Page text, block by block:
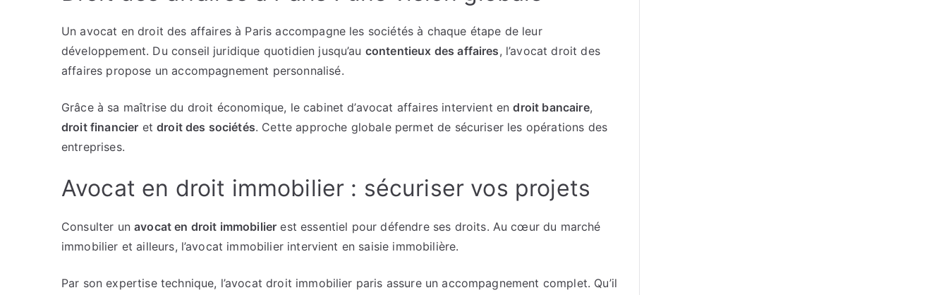
Un avocat en droit des affaires à Paris accompagne les sociétés à chaque étape de leur
développement. Du conseil juridique quotidien jusqu’au contentieux des affaires, l’avocat droit des
affaires propose un accompagnement personnalisé.
Grâce à sa maîtrise du droit économique, le cabinet d’avocat affaires intervient endroit bancaire,
droit financier etdroit des sociétés. Cette approche globale permet de sécuriser les opérations des
entreprises.
Avocat en droit immobilier : sécuriser vos projets
Consulter unavocat en droit immobilier est essentiel pour défendre ses droits. Au cœur du marché
immobilier et ailleurs, l’avocat immobilier intervient en saisie immobilière.
Par son expertise technique, l’avocat droit immobilier paris assure un accompagnement complet. Qu’il